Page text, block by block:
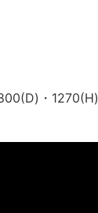
・1270(H)